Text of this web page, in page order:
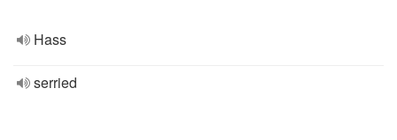
Hass
serried